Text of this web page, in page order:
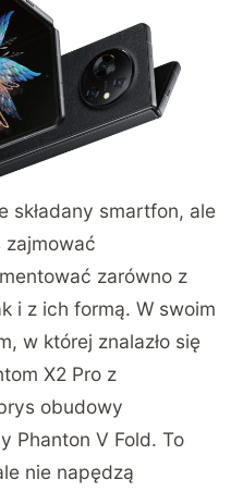
składany smartfon, ale
zajmować
zarówno z
i z ich formą. W swoim
w której znalazło się
X2 Pro z
obudowy
Phanton V Fold. To
nie napędzą